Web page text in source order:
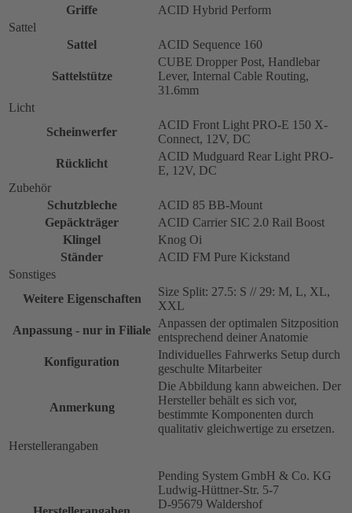
Griffe
ACID Hybrid Perform
Sattel
Sattel
ACID Sequence 160
Sattelstütze
CUBE Dropper Post, Handlebar
Lever, Internal Cable Routing,
31.6mm
Licht
Scheinwerfer
ACID Front Light PRO-E 150 X-
Connect, 12V, DC
Rücklicht
ACID Mudguard Rear Light PRO-
E, 12V, DC
Zubehör
Schutzbleche
ACID 85 BB-Mount
Gepäckträger
ACID Carrier SIC 2.0 Rail Boost
Klingel
Knog Oi
Ständer
ACID FM Pure Kickstand
Sonstiges
Weitere Eigenschaften
Size Split: 27.5: S // 29: M, L, XL,
XXL
Anpassung - nur in Filiale
Anpassen der optimalen Sitzposition
entsprechend deiner Anatomie
Konfiguration
Individuelles Fahrwerks Setup durch
geschulte Mitarbeiter
Anmerkung
Die Abbildung kann abweichen. Der
Hersteller behält es sich vor,
bestimmte Komponenten durch
qualitativ gleichwertige zu ersetzen.
Herstellerangaben
Pending System GmbH & Co. KG
Ludwig-Hüttner-Str. 5-7
D-95679 Waldershof